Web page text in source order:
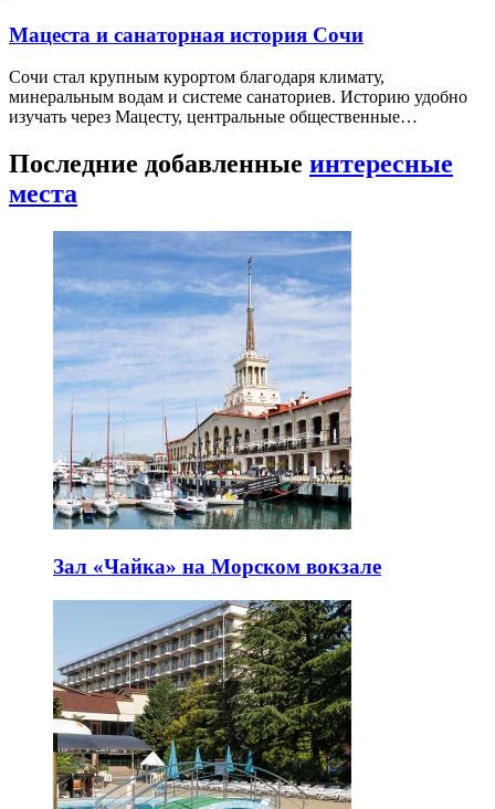
Мацеста и санаторная история Сочи
Сочи стал крупным курортом благодаря климату,
минеральным водам и системе санаториев. Историю удобно
изучать через Мацесту, центральные общественные…
Последние добавленные интересные
места
Зал «Чайка» на Морском вокзале